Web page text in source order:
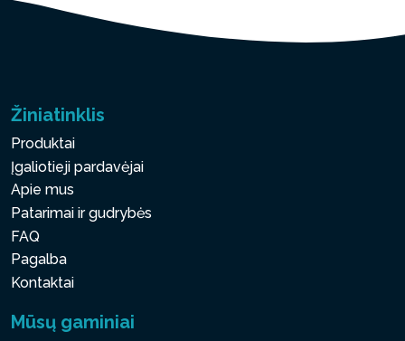
Žiniatinklis
Produktai
Įgaliotieji pardavėjai
Apie mus
Patarimai ir gudrybės
FAQ
Pagalba
Kontaktai
Mūsų gaminiai